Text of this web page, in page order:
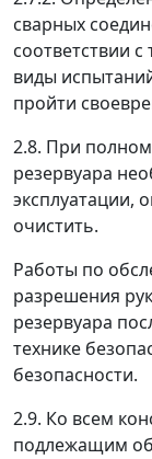
сварных
соответствии
виды
пройти
2.8. При
резервуара
эксплуатации,
очистить.
Работы по
разрешения
резервуара
технике
безопасности.
2.9. Ко всем
подлежащим